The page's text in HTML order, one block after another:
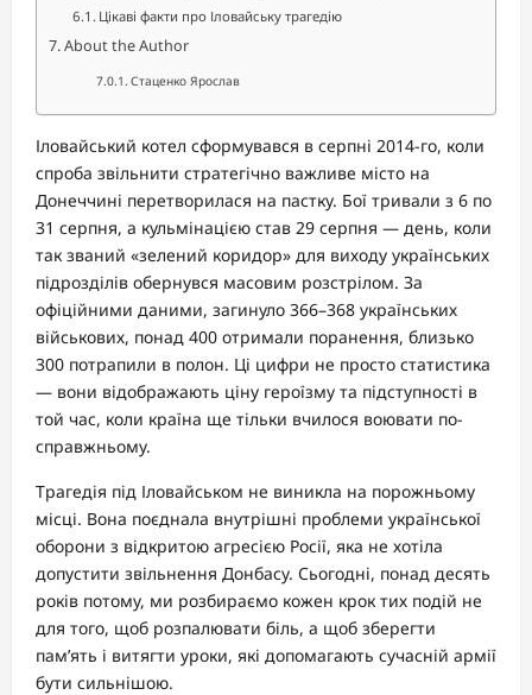
Цікаві факти про Іловайську трагедію
About the Author
Стаценко Ярослав
Іловайський котел сформувався в серпні 2014-го, коли
спроба звільнити стратегічно важливе місто на
Донеччині перетворилася на пастку. Бої тривали з 6 по
31 серпня, а кульмінацією став 29 серпня — день, коли
так званий «зелений коридор» для виходу українських
підрозділів обернувся масовим розстрілом. За
офіційними даними, загинуло 366–368 українських
військових, понад 400 отримали поранення, близько
300 потрапили в полон. Ці цифри не просто статистика
— вони відображають ціну героїзму та підступності в
той час, коли країна ще тільки вчилося воювати по-
справжньому.
Трагедія під Іловайськом не виникла на порожньому
місці. Вона поєднала внутрішні проблеми української
оборони з відкритою агресією Росії, яка не хотіла
допустити звільнення Донбасу. Сьогодні, понад десять
років потому, ми розбираємо кожен крок тих подій не
для того, щоб розпалювати біль, а щоб зберегти
пам’ять і витягти уроки, які допомагають сучасній армії
бути сильнішою.